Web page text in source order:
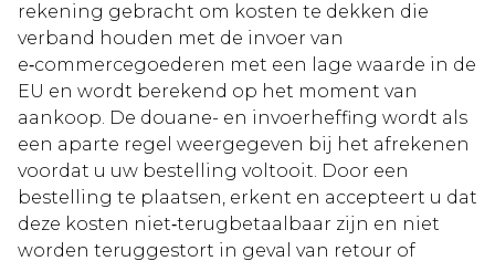
rekening gebracht om kosten te dekken die
verband houden met de invoer van
e‑commercegoederen met een lage waarde in de
EU en wordt berekend op het moment van
aankoop. De douane- en invoerheffing wordt als
een aparte regel weergegeven bij het afrekenen
voordat u uw bestelling voltooit. Door een
bestelling te plaatsen, erkent en accepteert u dat
deze kosten niet‑terugbetaalbaar zijn en niet
worden teruggestort in geval van retour of